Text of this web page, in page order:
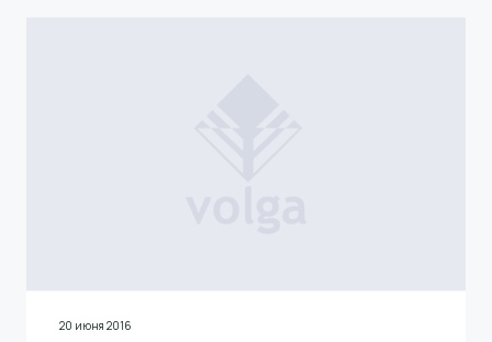
20 июня 2016